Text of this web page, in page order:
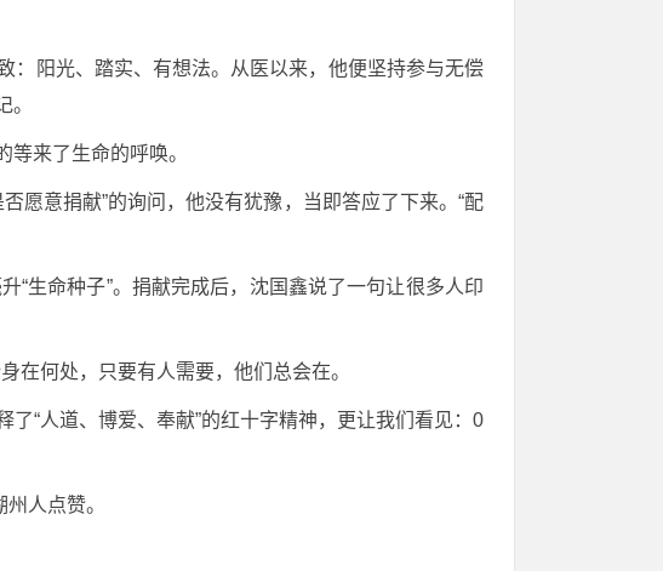
：阳光、踏实、有想法。从医以来，他便坚持参与无偿
等来了生命的呼唤。
意捐献”的询问，他没有犹豫，当即答应了下来。“配
“生命种子”。捐献完成后，沈国鑫说了一句让很多人印
何处，只要有人需要，他们总会在。
“人道、博爱、奉献”的红十字精神，更让我们看见：0
人点赞。